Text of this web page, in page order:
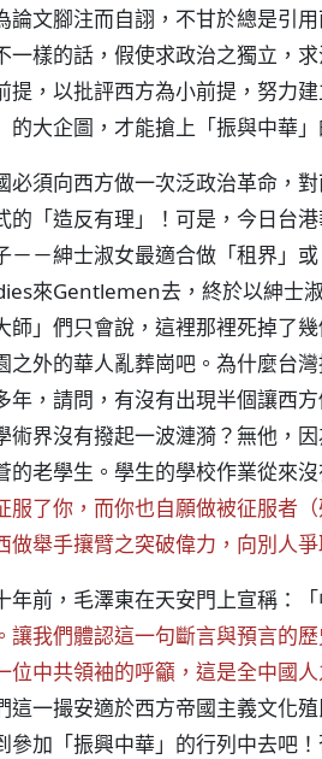
論文腳注而自詡，不甘於總是引
一樣的話，假使求政治之獨立，
提，以批評西方為小前提，努力
的大企圖，才能搶上「振與中華」
必須向西方做一次泛政治革命，
的「造反有理」！可是，今日台
－－紳士淑女最適合做「租界」
來Gentlemen去，終於以紳士
師」們只會說，這裡那裡死掉了
之外的華人亂葬崗吧。為什麼台
年，請問，有沒有出現半個讓西
術界沒有撥起一波漣漪？無他，
的老學生。學生的學校作業從來
服了你，而你也自願做被征服者
做舉手攘臂之突破偉力，向別人
年前，毛澤東在天安門上宣稱：「
讓我們體認這一句斷言與預言的
位中共領袖的呼籲，這是全中國
這一撮安適於西方帝國主義文化
參加「振興中華」的行列中去吧